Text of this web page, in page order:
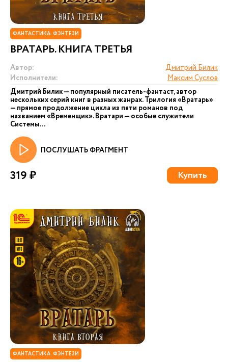
ФАНТАСТИКА. ФЭНТЕЗИ
ВРАТАРЬ. КНИГА ТРЕТЬЯ
Автор:
Дмитрий Билик
Исполнители:
Максим Суслов
Дмитрий Билик — популярный писатель-фантаст, автор
нескольких серий книг в разных жанрах. Трилогия «Вратарь»
— прямое продолжение цикла из пяти романов под
названием «Временщик». Вратари — особые служители
Системы...
ПОСЛУШАТЬ ФРАГМЕНТ
319 ₽ Купить
ФАНТАСТИКА. ФЭНТЕЗИ